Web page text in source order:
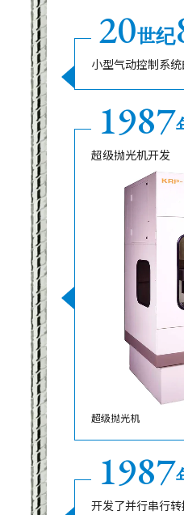
20世纪
小型气动控制系
1987
超级抛光机开发
超级抛光机
1987
开发了并行串行